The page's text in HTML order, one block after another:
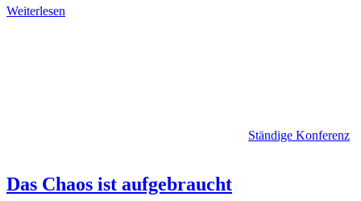
Weiterlesen
Ständige Konferenz
Das Chaos ist aufgebraucht